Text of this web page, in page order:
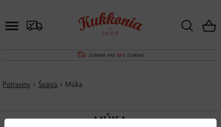
DOPRAVA NAD 60 €ZDARMA!
Potraviny › Špajza › Múka
MÚKA